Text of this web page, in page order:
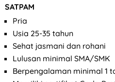
SATPAM
Pria
Usia 25-35 tahun
Sehat jasmani dan rohani
Lulusan minimal SMA/SMK
Berpengalaman minimal 1